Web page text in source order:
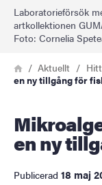
Laboratorieförsök
artkollektionen
Foto: Cornelia
Länkstig
HemAktuellt
en ny tillgång för
Mikroalger från Västkusten –
en ny
Publicerad 18 maj